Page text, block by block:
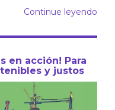
Continue leyendo
en acción! Para
y justos